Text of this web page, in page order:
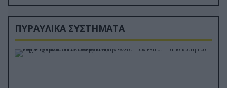
ΠΥΡΑΥΛΙΚΑ ΣΥΣΤΗΜΑΤΑ